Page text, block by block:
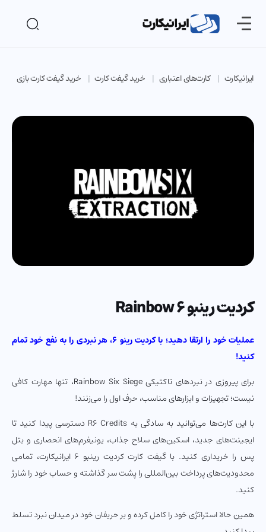
ایرانیکارت کارت‌های اعتباری خرید گیفت کارت خرید گیفت کارت بازی
کردیت رینبو Rainbow 6
عملیات خود را ارتقا دهید؛ با کردیت رینو 6، هر نبردی را به نفع خود تمام
کنید!
برای پیروزی در نبردهای تاکتیکی Rainbow Six Siege، تنها مهارت کافی
نیست؛ تجهیزات و ابزارهای مناسب، حرف اول را می‌زنند!
با این کارت‌ها می‌توانید به سادگی به R6 Credits دسترسی پیدا کنید تا
ایجینت‌های جدید، اسکین‌های سلاح جذاب، یونیفرم‌های انحصاری و بتل
پس را خریداری کنید. با گیفت کارت کردیت رینبو 6 ایرانیکارت، تمامی
محدودیت‌های پرداخت بین‌المللی را پشت سر گذاشته و حساب خود را شارژ
کنید.
همین حالا استراتژی خود را کامل کرده و بر حریفان خود در میدان نبرد تسلط